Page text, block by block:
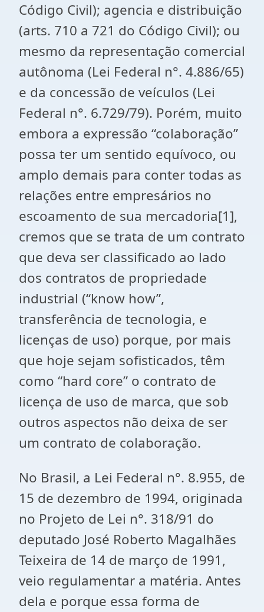
Código Civil); agencia e distribuição
(arts. 710 a 721 do Código Civil); ou
mesmo da representação comercial
autônoma (Lei Federal n°. 4.886/65)
e da concessão de veículos (Lei
Federal n°. 6.729/79). Porém, muito
embora a expressão “colaboração”
possa ter um sentido equívoco, ou
amplo demais para conter todas as
relações entre empresários no
escoamento de sua mercadoria[1],
cremos que se trata de um contrato
que deva ser classificado ao lado
dos contratos de propriedade
industrial (“know how”,
transferência de tecnologia, e
licenças de uso) porque, por mais
que hoje sejam sofisticados, têm
como “hard core” o contrato de
licença de uso de marca, que sob
outros aspectos não deixa de ser
um contrato de colaboração.
No Brasil, a Lei Federal n°. 8.955, de
15 de dezembro de 1994, originada
no Projeto de Lei n°. 318/91 do
deputado José Roberto Magalhães
Teixeira de 14 de março de 1991,
veio regulamentar a matéria. Antes
dela e porque essa forma de